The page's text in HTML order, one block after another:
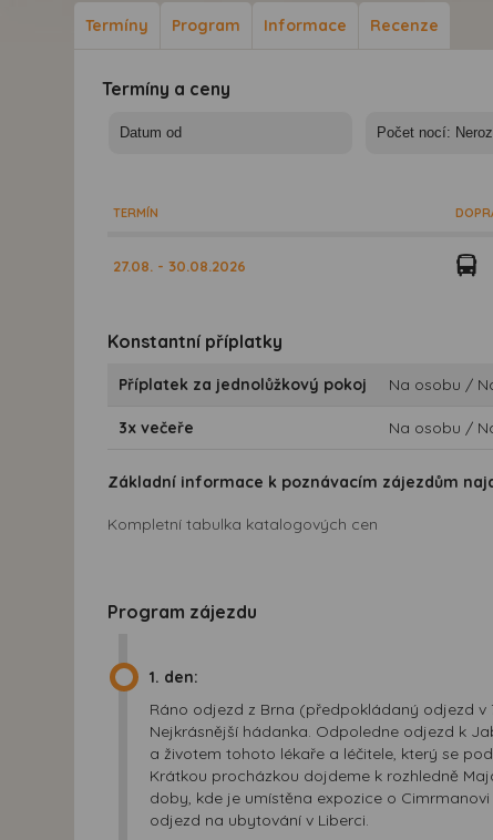
Severní Čechy - Ještěd Severní Čechy - Liberec
Termíny Program Informace Recenze
Termíny a ceny
TERMÍN
27.08. - 30.08.2026
Konstantní příplatky
Příplatek za jednolůžkový pokoj Na osobu /
3x večeře Na osobu /
Základní informace k poznávacím zájezdům
Kompletní tabulka katalogových cen
Program zájezdu
1. den:
Ráno odjezd z Brna (předpokládaný odjezd v
Nejkrásnější hádanka. Odpoledne odjezd k
a životem tohoto lékaře a léčitele, který se
Krátkou procházkou dojdeme k rozhledně
doby, kde je umístěna expozice o
odjezd na ubytování v Liberci.